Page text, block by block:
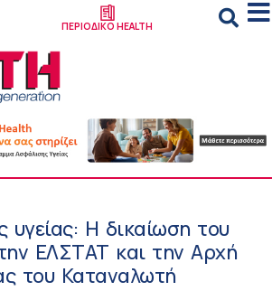
ΠΕΡΙΟΔΙΚΟ HEALTH
υγείας: Η δικαίωση του
ΕΛΣΤΑΤ και την Αρχή
του Καταναλωτή